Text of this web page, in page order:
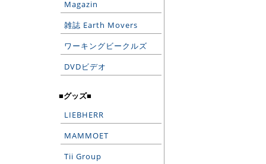
Magazin
雑誌 Earth Movers
ワーキングビークルズ
DVDビデオ
■グッズ■
LIEBHERR
MAMMOET
Tii Group